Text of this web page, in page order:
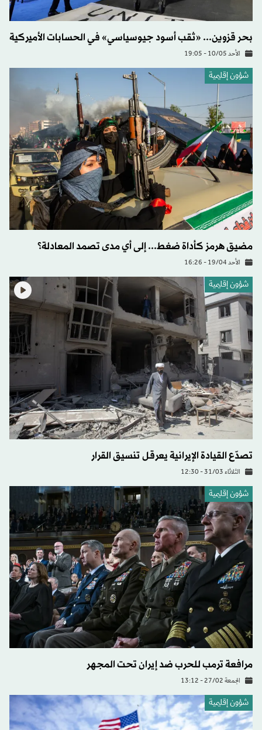
بحر قزوين... «ثقب أسود جيوسياسي» في الحسابات الأميركية
الأحد 10/05 - 19:05
شؤون إقليمية
مضيق هرمز كأداة ضغط... إلى أي مدى تصمد المعادلة؟
الأحد 19/04 - 16:26
شؤون إقليمية
تصدّع القيادة الإيرانية يعرقل تنسيق القرار
الثلاثاء 31/03 - 12:30
شؤون إقليمية
مرافعة ترمب للحرب ضد إيران تحت المجهر
الجمعة 27/02 - 13:12
شؤون إقليمية